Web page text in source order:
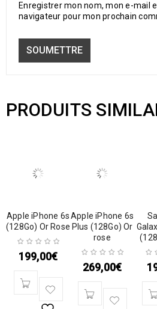
Enregistrer mon nom, mon e-mail
navigateur pour mon prochain
PRODUITS
Apple iPhone 6s
(128Go) Or Rose
199,00€
Apple iPhone 6s
Plus (128Go) Or
rose
269,00€